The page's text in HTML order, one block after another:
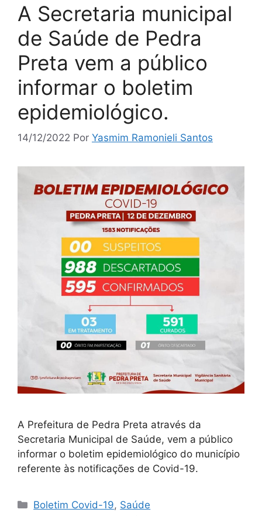
A Secretaria municipal
de Saúde de Pedra
Preta vem a público
informar o boletim
epidemiológico.
14/12/2022 Por Yasmim Ramonieli Santos
A Prefeitura de Pedra Preta através da
Secretaria Municipal de Saúde, vem a público
informar o boletim epidemiológico do município
referente às notificações de Covid-19.
Boletim Covid-19, Saúde